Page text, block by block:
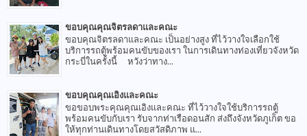
ขอบคุณคุณจิตรลดาและคณะ
ขอบคุณจิตรลดาและคณะ เป็นอย่างสูง ที่ไว้วางใจเลือกใช้
บริการรถตู้พร้อมคนขับของเรา ในการเดินทางท่องเที่ยวจังหวัด
กระบี่ในครั้งนี้ หวังว่าทาง...
ขอบคุณคุณเอิงและคณะ
ขอขอบพระคุณคุณเอิงและคณะ ที่ไว้วางใจใช้บริการรถตู้
พร้อมคนขับกับเรา รับจากท่าเรือดอนสัก ส่งถึงจังหวัดภูเก็ต ขอ
ให้ทุกท่านเดินทางโดยสวัสดิภาพ แ...